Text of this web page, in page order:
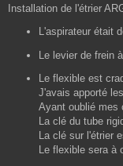
Installation de l'étrier
L'aspirateur était
Le levier de frein
Le flexible est
J'avais apporté
Ayant oublié mes
La clé du tube
La clé sur l'étrier
Le flexible sera à